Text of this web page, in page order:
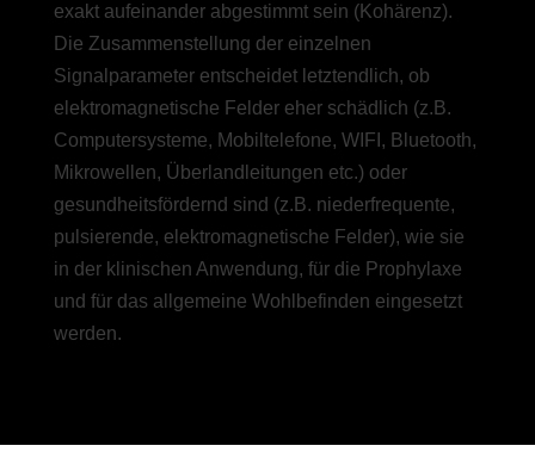
exakt aufeinander abgestimmt sein (Kohärenz).
Die Zusammenstellung der einzelnen
Signalparameter entscheidet letztendlich, ob
elektromagnetische Felder eher schädlich (z.B.
Computersysteme, Mobiltelefone, WIFI, Bluetooth,
Mikrowellen, Überlandleitungen etc.) oder
gesundheitsfördernd sind (z.B. niederfrequente,
pulsierende, elektromagnetische Felder), wie sie
in der klinischen Anwendung, für die Prophylaxe
und für das allgemeine Wohlbefinden eingesetzt
werden.